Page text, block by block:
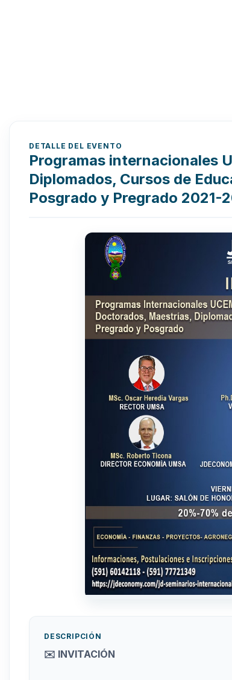
DETALLE DEL EVENTO
Programas internacionales
Diplomados, Cursos de
Posgrado y Pregrado 2021-
DESCRIPCIÓN
✉️ INVITACIÓN